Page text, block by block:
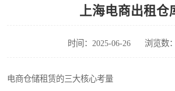
上海电商出租仓
时间：2025-06-26 浏览数
电商仓储租赁的三大核心考量
上海仓库代运营
上海第三方仓储